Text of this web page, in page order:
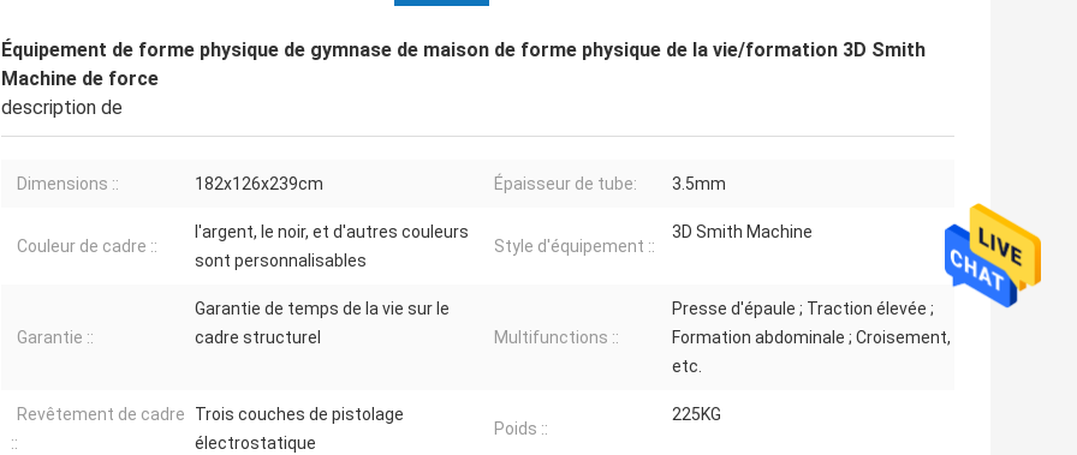
Équipement de forme physique de gymnase de maison de forme physique de la vie/formation 3D Smith
Machine de force
description de
Dimensions :: 182x126x239cm Épaisseur de tube: 3.5mm
Couleur de cadre ::
l'argent, le noir, et d'autres couleurs
sont personnalisables
Style d'équipement ::
3D Smith Machine
Garantie ::
Garantie de temps de la vie sur le
cadre structurel
Multifunctions ::
Presse d'épaule ; Traction élevée ;
Formation abdominale ; Croisement,
etc.
Revêtement de cadre
::
Trois couches de pistolage
électrostatique
Poids ::
225KG